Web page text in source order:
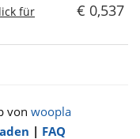
für
€ 0,537
von woopla
| FAQ